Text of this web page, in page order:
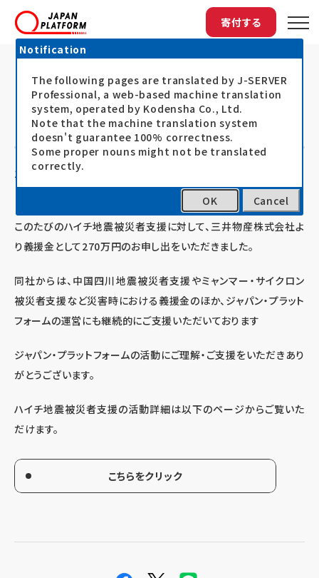
寄付する
トップ 最新情報 ハイチ地震：三井物産より寄付をいただきま...
ハイチ地震：三井物産より寄付をいた
だきました
10.01.28
このたびのハイチ地震被災者支援に対して、三井物産株式会社よ
り義援金として270万円のお申し出をいただきました。
同社からは、中国四川地震被災者支援やミャンマー・サイクロン
被災者支援など災害時における義援金のほか、ジャパン・プラット
フォームの運営にも継続的にご支援いただいております
ジャパン・プラットフォームの活動にご理解・ご支援をいただきあり
がとうございます。
ハイチ地震被災者支援の活動詳細は以下のページからご覧いた
だけます。
こちらをクリック
Notification
The following pages are translated by J-SERVER
Professional, a web-based machine translation
system, operated by Kodensha Co., Ltd.
Note that the machine translation system
doesn't guarantee 100% correctness.
Some proper nouns might not be translated
correctly.
OK Cancel